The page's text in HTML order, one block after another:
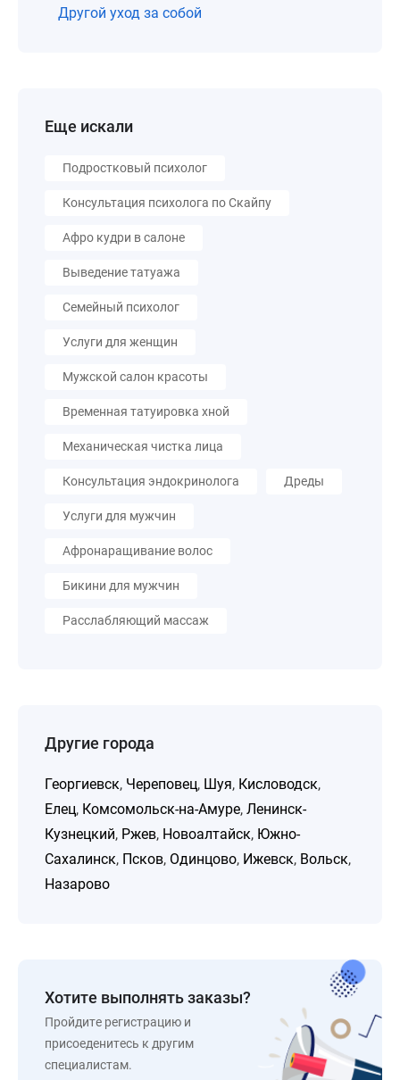
Другой уход за собой
Еще искали
Подростковый психолог
Консультация психолога по Скайпу
Афро кудри в салоне
Выведение татуажа
Семейный психолог
Услуги для женщин
Мужской салон красоты
Временная татуировка хной
Механическая чистка лица
Консультация эндокринолога Дреды
Услуги для мужчин
Афронаращивание волос
Бикини для мужчин
Расслабляющий массаж
Другие города
Георгиевск, Череповец, Шуя, Кисловодск,
Елец, Комсомольск-на-Амуре, Ленинск-
Кузнецкий, Ржев, Новоалтайск, Южно-
Сахалинск, Псков, Одинцово, Ижевск, Вольск,
Назарово
Хотите выполнять заказы?
Пройдите регистрацию и
присоеденитесь к другим
специалистам.